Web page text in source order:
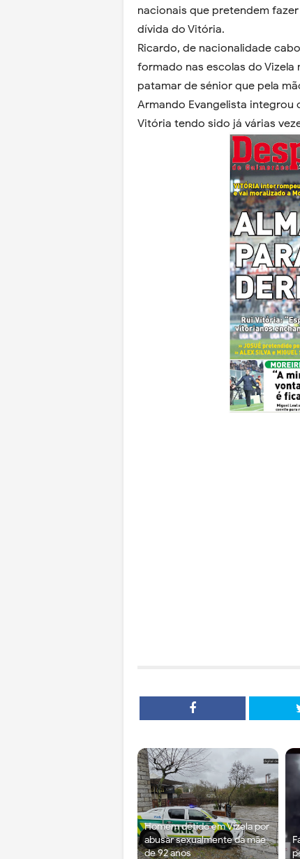
nacionais que pretendem
dívida do Vitória.
Ricardo, de nacionalidade
formado nas escolas do Vizela
patamar de sénior que pela
Armando Evangelista integrou
Vitória tendo sido já várias
Homem detido em Vizela por
abusar sexualmente da mãe
de 92 anos